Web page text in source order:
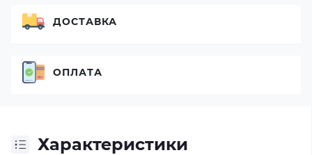
Характеристики
ДОСТАВКА
ОПЛАТА